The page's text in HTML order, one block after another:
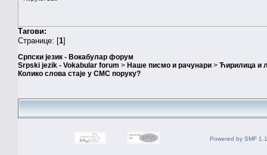
Тагови:
Странице: [1]
Српски језик - Вокабулар форум
Srpski jezik - Vokabular forum > Наше писмо и рачунари > Ћирилица и
Колико слова стаје у СМС поруку?
Powered by SMF